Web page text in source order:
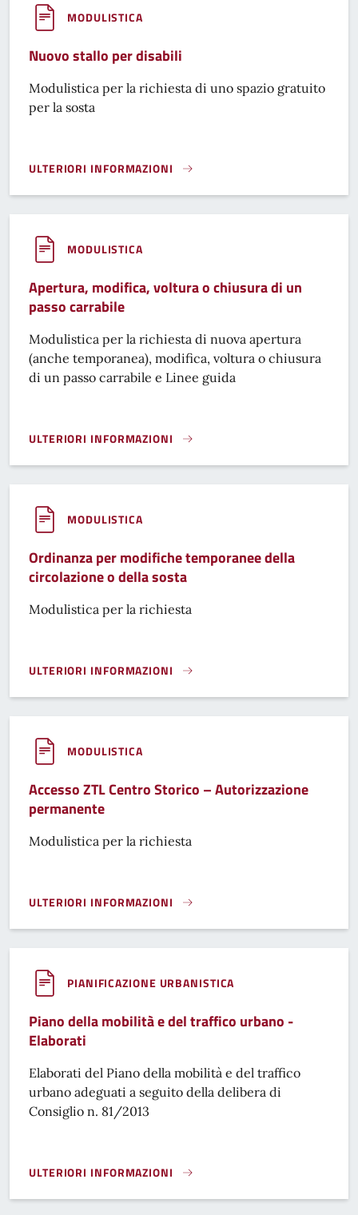
MODULISTICA
Nuovo stallo per disabili
Modulistica per la richiesta di uno spazio gratuito
per la sosta
ULTERIORI INFORMAZIONI
NUOVO STALLO PER DISABILI}
MODULISTICA
Apertura, modifica, voltura o chiusura di un
passo carrabile
Modulistica per la richiesta di nuova apertura
(anche temporanea), modifica, voltura o chiusura
di un passo carrabile e Linee guida
ULTERIORI INFORMAZIONI
APERTURA, MODIFICA, VOLTURA O CHIUSURA DI UN PASSO
MODULISTICA
Ordinanza per modifiche temporanee della
circolazione o della sosta
Modulistica per la richiesta
ULTERIORI INFORMAZIONI
ORDINANZA PER MODIFICHE TEMPORANEE DELLA
MODULISTICA
Accesso ZTL Centro Storico – Autorizzazione
permanente
Modulistica per la richiesta
ULTERIORI INFORMAZIONI
ACCESSO ZTL CENTRO STORICO – AUTORIZZAZIONE
PIANIFICAZIONE URBANISTICA
Piano della mobilità e del traffico urbano -
Elaborati
Elaborati del Piano della mobilità e del traffico
urbano adeguati a seguito della delibera di
Consiglio n. 81/2013
ULTERIORI INFORMAZIONI
PIANO DELLA MOBILITÀ E DEL TRAFFICO URBANO -